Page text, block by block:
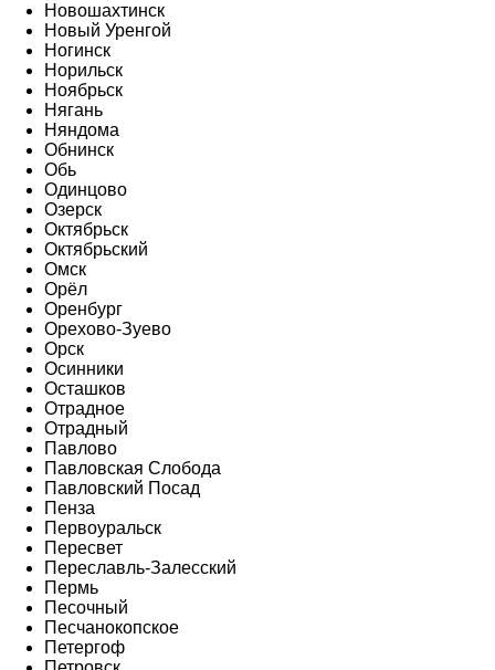
Новошахтинск
Новый Уренгой
Ногинск
Норильск
Ноябрьск
Нягань
Няндома
Обнинск
Обь
Одинцово
Озерск
Октябрьск
Октябрьский
Омск
Орёл
Оренбург
Орехово-Зуево
Орск
Осинники
Осташков
Отрадное
Отрадный
Павлово
Павловская Слобода
Павловский Посад
Пенза
Первоуральск
Пересвет
Переславль-Залесский
Пермь
Песочный
Песчанокопское
Петергоф